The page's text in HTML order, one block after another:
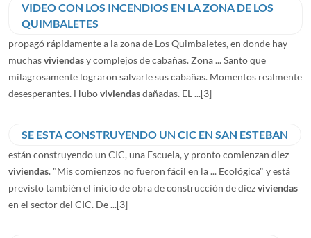
VIDEO CON LOS INCENDIOS EN LA ZONA DE LOS
QUIMBALETES
propagó rápidamente a la zona de Los Quimbaletes, en donde hay
muchasviviendasy complejos de cabañas. Zona ... Santo que
milagrosamente lograron salvarle sus cabañas. Momentos realmente
desesperantes. Huboviviendasdañadas. EL ...[3]
SE ESTA CONSTRUYENDO UN CIC EN SAN ESTEBAN
están construyendo un CIC, una Escuela, y pronto comienzan diez
viviendas. "Mis comienzos no fueron fácil en la ... Ecológica" y está
previsto también el inicio de obra de construcción de diezviviendas
en el sector del CIC. De ...[3]